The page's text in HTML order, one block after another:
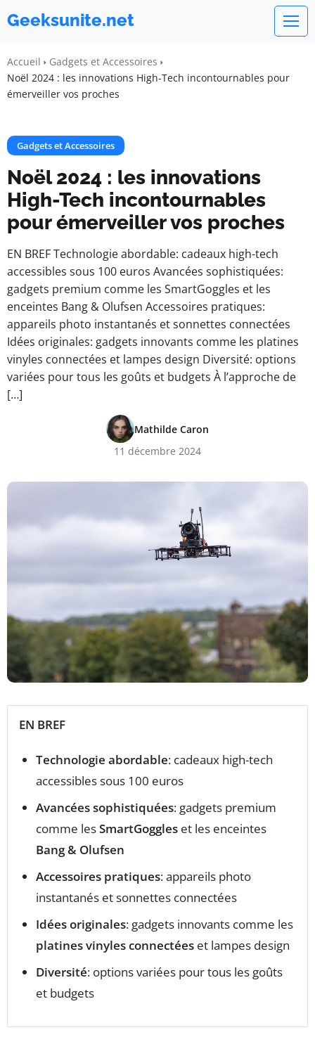
Geeksunite.net
Accueil
Gadgets et Accessoires
Noël 2024 : les innovations High-Tech incontournables pour
émerveiller vos proches
Gadgets et Accessoires
Noël 2024 : les innovations
High-Tech incontournables
pour émerveiller vos proches
EN BREF Technologie abordable: cadeaux high-tech
accessibles sous 100 euros Avancées sophistiquées:
gadgets premium comme les SmartGoggles et les
enceintes Bang & Olufsen Accessoires pratiques:
appareils photo instantanés et sonnettes connectées
Idées originales: gadgets innovants comme les platines
vinyles connectées et lampes design Diversité: options
variées pour tous les goûts et budgets À l’approche de
[…]
Mathilde Caron
11 décembre 2024
EN BREF
Technologie abordable: cadeaux high-tech
accessibles sous 100 euros
Avancées sophistiquées: gadgets premium
comme lesSmartGoggles et les enceintes
Bang & Olufsen
Accessoires pratiques: appareils photo
instantanés et sonnettes connectées
Idées originales: gadgets innovants comme les
platines vinyles connectées et lampes design
Diversité: options variées pour tous les goûts
et budgets